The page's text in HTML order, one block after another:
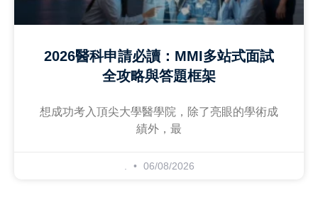
2026醫科申請必讀：MMI多站式面試
全攻略與答題框架
想成功考入頂尖大學醫學院，除了亮眼的學術成
績外，最
. 06/08/2026